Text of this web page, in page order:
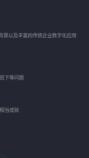
景以及丰富的传统企业数字化应用
下等问题
当成就